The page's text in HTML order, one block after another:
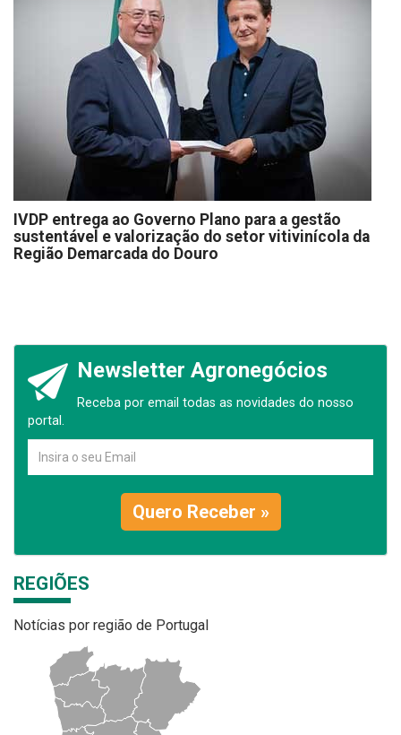
IVDP entrega ao Governo Plano para a gestão
sustentável e valorização do setor vitivinícola da
Região Demarcada do Douro
Newsletter Agronegócios
Receba por email todas as novidades do nosso
portal.
Quero Receber »
REGIÕES
Notícias por região de Portugal